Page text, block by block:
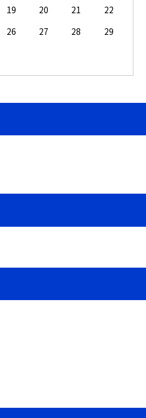
19 20 21
22
26 27 28
29